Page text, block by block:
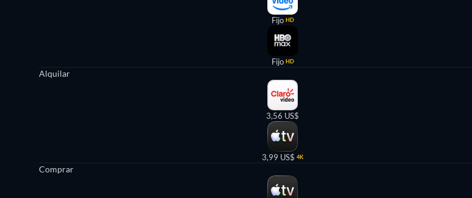
Fijo HD
Fijo HD
Alquilar
3,56 US$
3,99 US$ 4K
Comprar